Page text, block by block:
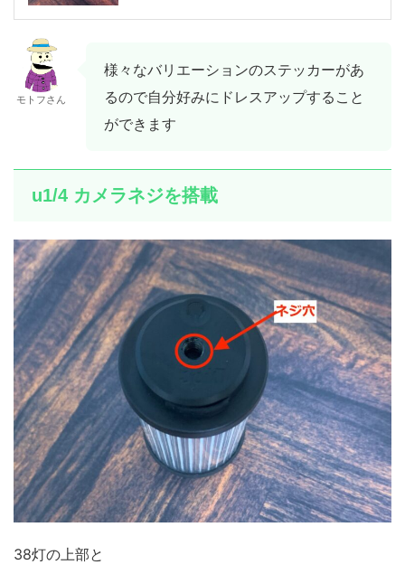
モトフさん
様々なバリエーションのステッカーがあ
るので自分好みにドレスアップすること
ができます
u1/4 カメラネジを搭載
38灯の上部と